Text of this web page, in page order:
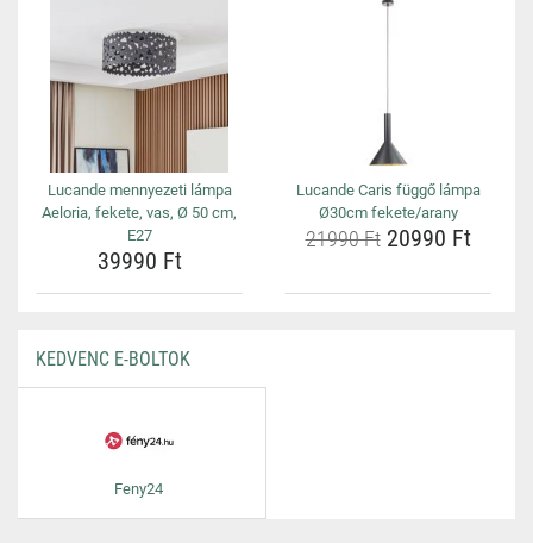
Lucande mennyezeti lámpa
Aeloria, fekete, vas, Ø 50 cm,
E27
39990 Ft
Lucande Caris függő lámpa
Ø30cm fekete/arany
21990 Ft20990 Ft
KEDVENC E-BOLTOK
Feny24